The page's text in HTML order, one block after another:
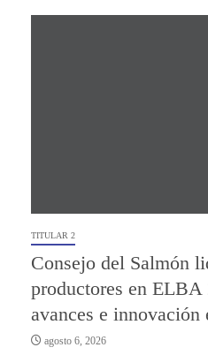
TITULAR 2
Consejo del Salmón
productores en ELBA
avances e innovación
agosto 6, 2026